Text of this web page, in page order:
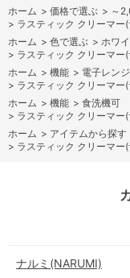
ホーム > 価格で選ぶ > ～
> ラスティック クリーマ
ホーム > 色で選ぶ > ホワ
> ラスティック クリーマ
ホーム > 機能 > 電子レン
> ラスティック クリーマ
ホーム > 機能 > 食洗機可
> ラスティック クリーマ
ホーム > アイテムから探す
> ラスティック クリーマ
ナルミ(NARUMI)